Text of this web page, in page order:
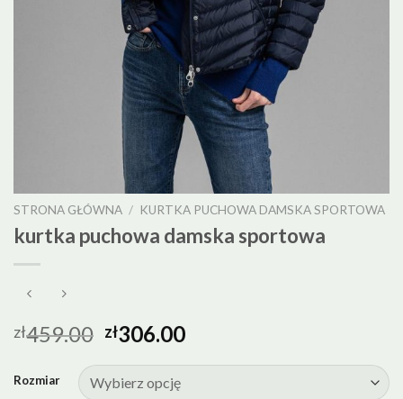
STRONA GŁÓWNA / KURTKA PUCHOWA DAMSKA SPORTOWA
kurtka puchowa damska sportowa
zł459.00 zł306.00
Rozmiar